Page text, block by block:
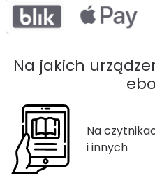
Na jakich
Na
i innych